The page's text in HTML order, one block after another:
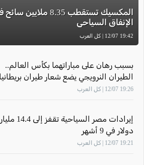
المكسيك تستقطب 8.35
الإنفاق السياحي
19:42 12/07 | كل العرب
بسبب رهان على مباراتهما بكأس العالم..
الطيران النرويجي يضع شعار طيران بريطانيا
ويلقى رواجا
19:26 12/07 | كل العرب
إيرادات مصر السياحية تقفز إلى 14.4 مليار
دولار في 9 أشهر
19:21 12/07 | كل العرب